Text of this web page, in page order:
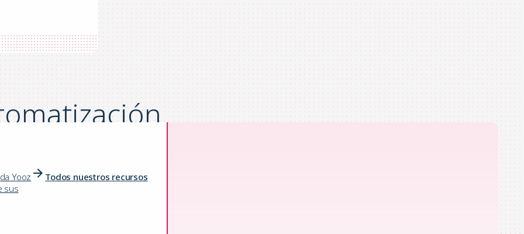
Yooz
Todos nuestros recursos
sus
más
y fácil de